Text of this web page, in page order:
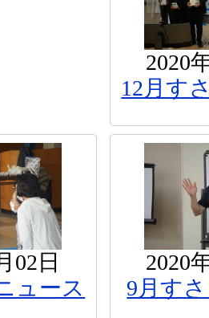
2020
12月す
02日
ュース
2020
9月す